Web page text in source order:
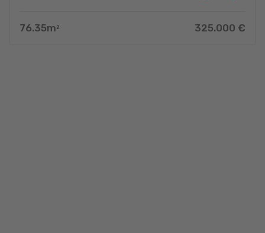
76.35m 2 325.000 €